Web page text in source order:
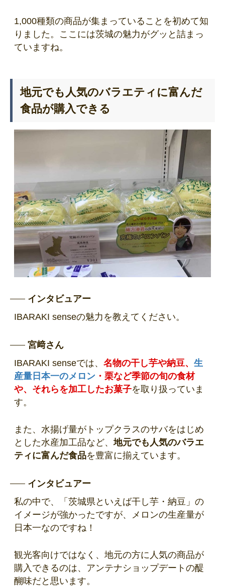
1,000種類の商品が集まっていることを初めて知
りました。ここには茨城の魅力がグッと詰まっ
ていますね。
地元でも人気のバラエティに富んだ
食品が購入できる
インタビュアー
IBARAKI senseの魅力を教えてください。
宮﨑さん
IBARAKI senseでは、 名物の干し芋や納豆、 生
産量日本一のメロン ・栗など季節の旬の食材
や、それらを加工したお菓子を取り扱っていま
す。
また、水揚げ量がトップクラスのサバをはじめ
とした水産加工品など、地元でも人気のバラエ
ティに富んだ食品を豊富に揃えています。
インタビュアー
私の中で、「茨城県といえば干し芋・納豆」の
イメージが強かったですが、メロンの生産量が
日本一なのですね！
観光客向けではなく、地元の方に人気の商品が
購入できるのは、アンテナショップデートの醍
醐味だと思います。